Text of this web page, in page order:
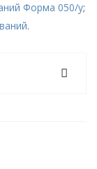
Форма 050/у;
.